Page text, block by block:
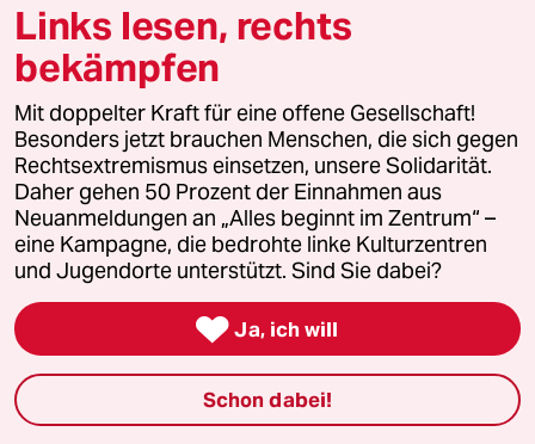
Heinz Kuntze
20.10.2024,20:28 Uhr
@Minelle:
Minelle, leider haben Sie recht. Und
nachdem die COP diesmal
ausgerechnet in Aserbaidschan
stattfindet, dürften diesmal die
Gasgeschäften die Abkommen in
Sachen Klimaschutz bei weitem
überschreiten.
Links lesen, rechts
bekämpfen
Mit doppelter Kraft für eine offene Gesellschaft!
Besonders jetzt brauchen Menschen, die sich gegen
Rechtsextremismus einsetzen, unsere Solidarität.
Daher gehen 50 Prozent der Einnahmen aus
Neuanmeldungen an „Alles beginnt im Zentrum“ –
eine Kampagne, die bedrohte linke Kulturzentren
und Jugendorte unterstützt. Sind Sie dabei?
 Ja, ich will
Schon dabei!